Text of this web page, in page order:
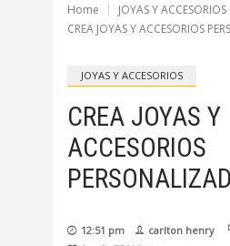
Home
JOYAS Y ACCESORIOS
CREA JOYAS Y ACCESORIOS
JOYAS Y ACCESORIOS
CREA JOYAS Y
ACCESORIOS
12:51 pm carlton henry